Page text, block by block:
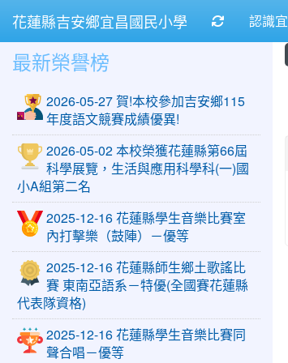
花蓮縣吉安鄉宜昌國民小學 重新取得
認識
最新榮譽榜
2026-05-27 賀!本校參加吉安鄉115
年度語文競賽成績優異!
2026-05-02 本校榮獲花蓮縣第66屆
科學展覽，生活與應用科學科(一)國
小A組第二名
2025-12-16 花蓮縣學生音樂比賽室
內打擊樂（鼓陣）－優等
2025-12-16 花蓮縣師生鄉土歌謠比
賽 東南亞語系－特優(全國賽花蓮縣
代表隊資格)
2025-12-16 花蓮縣學生音樂比賽同
聲合唱－優等